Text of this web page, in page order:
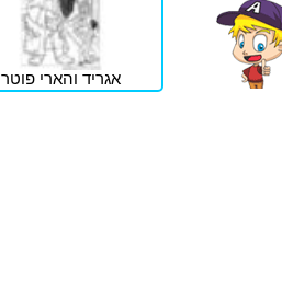
אגריד והארי פוטר